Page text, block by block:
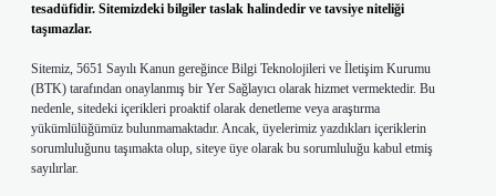
tesadüfidir. Sitemizdeki bilgiler taslak halindedir ve tavsiye niteliği
taşımazlar.
Sitemiz, 5651 Sayılı Kanun gereğince Bilgi Teknolojileri ve İletişim Kurumu
(BTK) tarafından onaylanmış bir Yer Sağlayıcı olarak hizmet vermektedir. Bu
nedenle, sitedeki içerikleri proaktif olarak denetleme veya araştırma
yükümlülüğümüz bulunmamaktadır. Ancak, üyelerimiz yazdıkları içeriklerin
sorumluluğunu taşımakta olup, siteye üye olarak bu sorumluluğu kabul etmiş
sayılırlar.